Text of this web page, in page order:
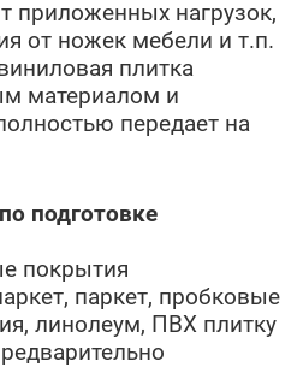
приложенных нагрузок,
от ножек мебели и т.п.
плитка
материалом и
передает на
подготовке
покрытия
паркет, пробковые
линолеум, ПВХ плитку